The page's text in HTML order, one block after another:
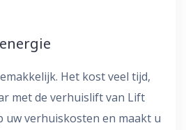
Het kost veel tijd,
met de verhuislift van Lift
uw verhuiskosten en maakt u